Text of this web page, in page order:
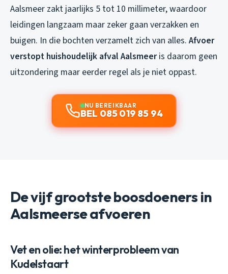
Aalsmeer zakt jaarlijks 5 tot 10 millimeter, waardoor
leidingen langzaam maar zeker gaan verzakken en
buigen. In die bochten verzamelt zich van alles. Afvoer
verstopt huishoudelijk afval Aalsmeeris daarom geen
uitzondering maar eerder regel als je niet oppast.
NU BEREIKBAAR
BEL 085 019 85 94
De vijf grootste boosdoeners in
Aalsmeerse afvoeren
Vet en olie: het winterprobleem van
Kudelstaart